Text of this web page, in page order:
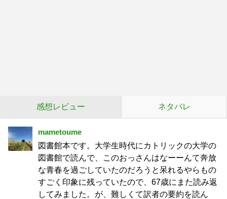
感想レビュー ネタバレ
mametoume
図書館本です。大学生時代にカトリックの大学の
図書館で読んで、このおっさんはなーーんて奔放
な青春を過ごしていたのだろうと呆れるやらもの
すごく印象に残っていたので、67歳にまた読み返
してみました。が、難しくて訳者の要約を読ん